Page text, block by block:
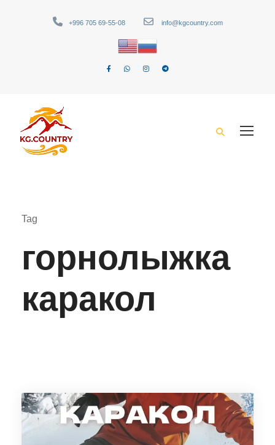
+996 705 69-55-08 info@kgcountry.com
Tag
горнолыжка
каракол